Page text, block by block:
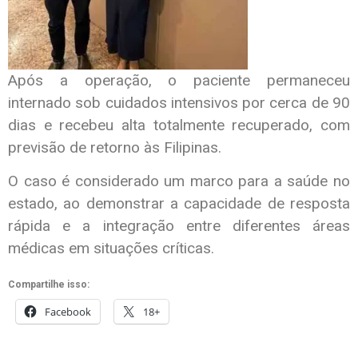
Após a operação, o paciente permaneceu
internado sob cuidados intensivos por cerca de 90
dias e recebeu alta totalmente recuperado, com
previsão de retorno às Filipinas.
O caso é considerado um marco para a saúde no
estado, ao demonstrar a capacidade de resposta
rápida e a integração entre diferentes áreas
médicas em situações críticas.
Compartilhe isso:
Facebook 18+